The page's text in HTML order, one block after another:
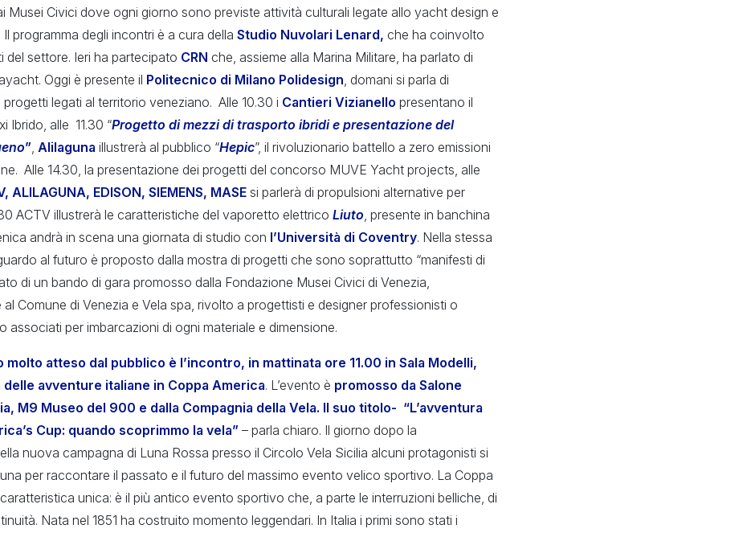
Musei Civici dove ogni giorno sono previste attività culturali legate allo yacht design e
programma degli incontri è a cura della Studio Nuvolari Lenard, che ha coinvolto
del settore. Ieri ha partecipato CRN che, assieme alla Marina Militare, ha parlato di
Oggi è presente il Politecnico di Milano Polidesign , domani si parla di
legati al territorio veneziano. Alle 10.30 i Cantieri Vizianello presentano il
Ibrido, alle 11.30 “Progetto di mezzi di trasporto ibridi e presentazione del
” Alilaguna illustrerà al pubblico “Hepic”, il rivoluzionario battello a zero emissioni
Alle 14.30, la presentazione dei progetti del concorso MUVE Yacht projects, alle
ALILAGUNA, EDISON, SIEMENS, MASE si parlerà di propulsioni alternative per
ACTV illustrerà le caratteristiche del vaporetto elettrico Liuto , presente in banchina
andrà in scena una giornata di studio con l’Università di Coventry. Nella stessa
al futuro è proposto dalla mostra di progetti che sono soprattutto “manifesti di
di un bando di gara promosso dalla Fondazione Musei Civici di Venezia,
Comune di Venezia e Vela spa, rivolto a progettisti e designer professionisti o
associati per imbarcazioni di ogni materiale e dimensione.
molto atteso dal pubblico è l’incontro, in mattinata ore 11.00 in Sala Modelli,
avventure italiane in Coppa America. L’evento è promosso da Salone
M9 Museo del 900 e dalla Compagnia della Vela. Il suo titolo- “L’avventura
Cup: quando scoprimmo la vela” – parla chiaro. Il giorno dopo la
nuova campagna di Luna Rossa presso il Circolo Vela Sicilia alcuni protagonisti si
per raccontare il passato e il futuro del massimo evento velico sportivo. La Coppa
unica: è il più antico evento sportivo che, a parte le interruzioni belliche, di
Nata nel 1851 ha costruito momento leggendari. In Italia i primi sono stati i